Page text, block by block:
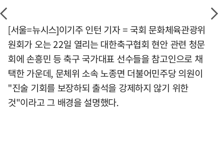
[서울=뉴시스]이기주 인턴 기자 = 국회 문화체육관광위
원회가 오는 22일 열리는 대한축구협회 현안 관련 청문
회에 손흥민 등 축구 국가대표 선수들을 참고인으로 채
택한 가운데, 문체위 소속 노종면 더불어민주당 의원이
"진술 기회를 보장하되 출석을 강제하지 않기 위한
것"이라고 그 배경을 설명했다.